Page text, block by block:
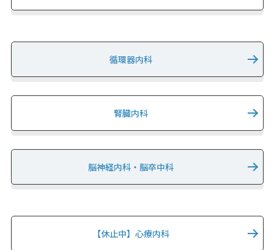
循環器内科
腎臓内科
脳神経内科・脳卒中科
【休止中】心療内科